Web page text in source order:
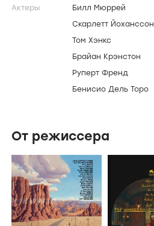
Актеры
Билл Мюррей
Скарлетт Йоханссон
Том Хэнкс
Брайан Крэнстон
Руперт Френд
Бенисио Дель Торо
От режиссера